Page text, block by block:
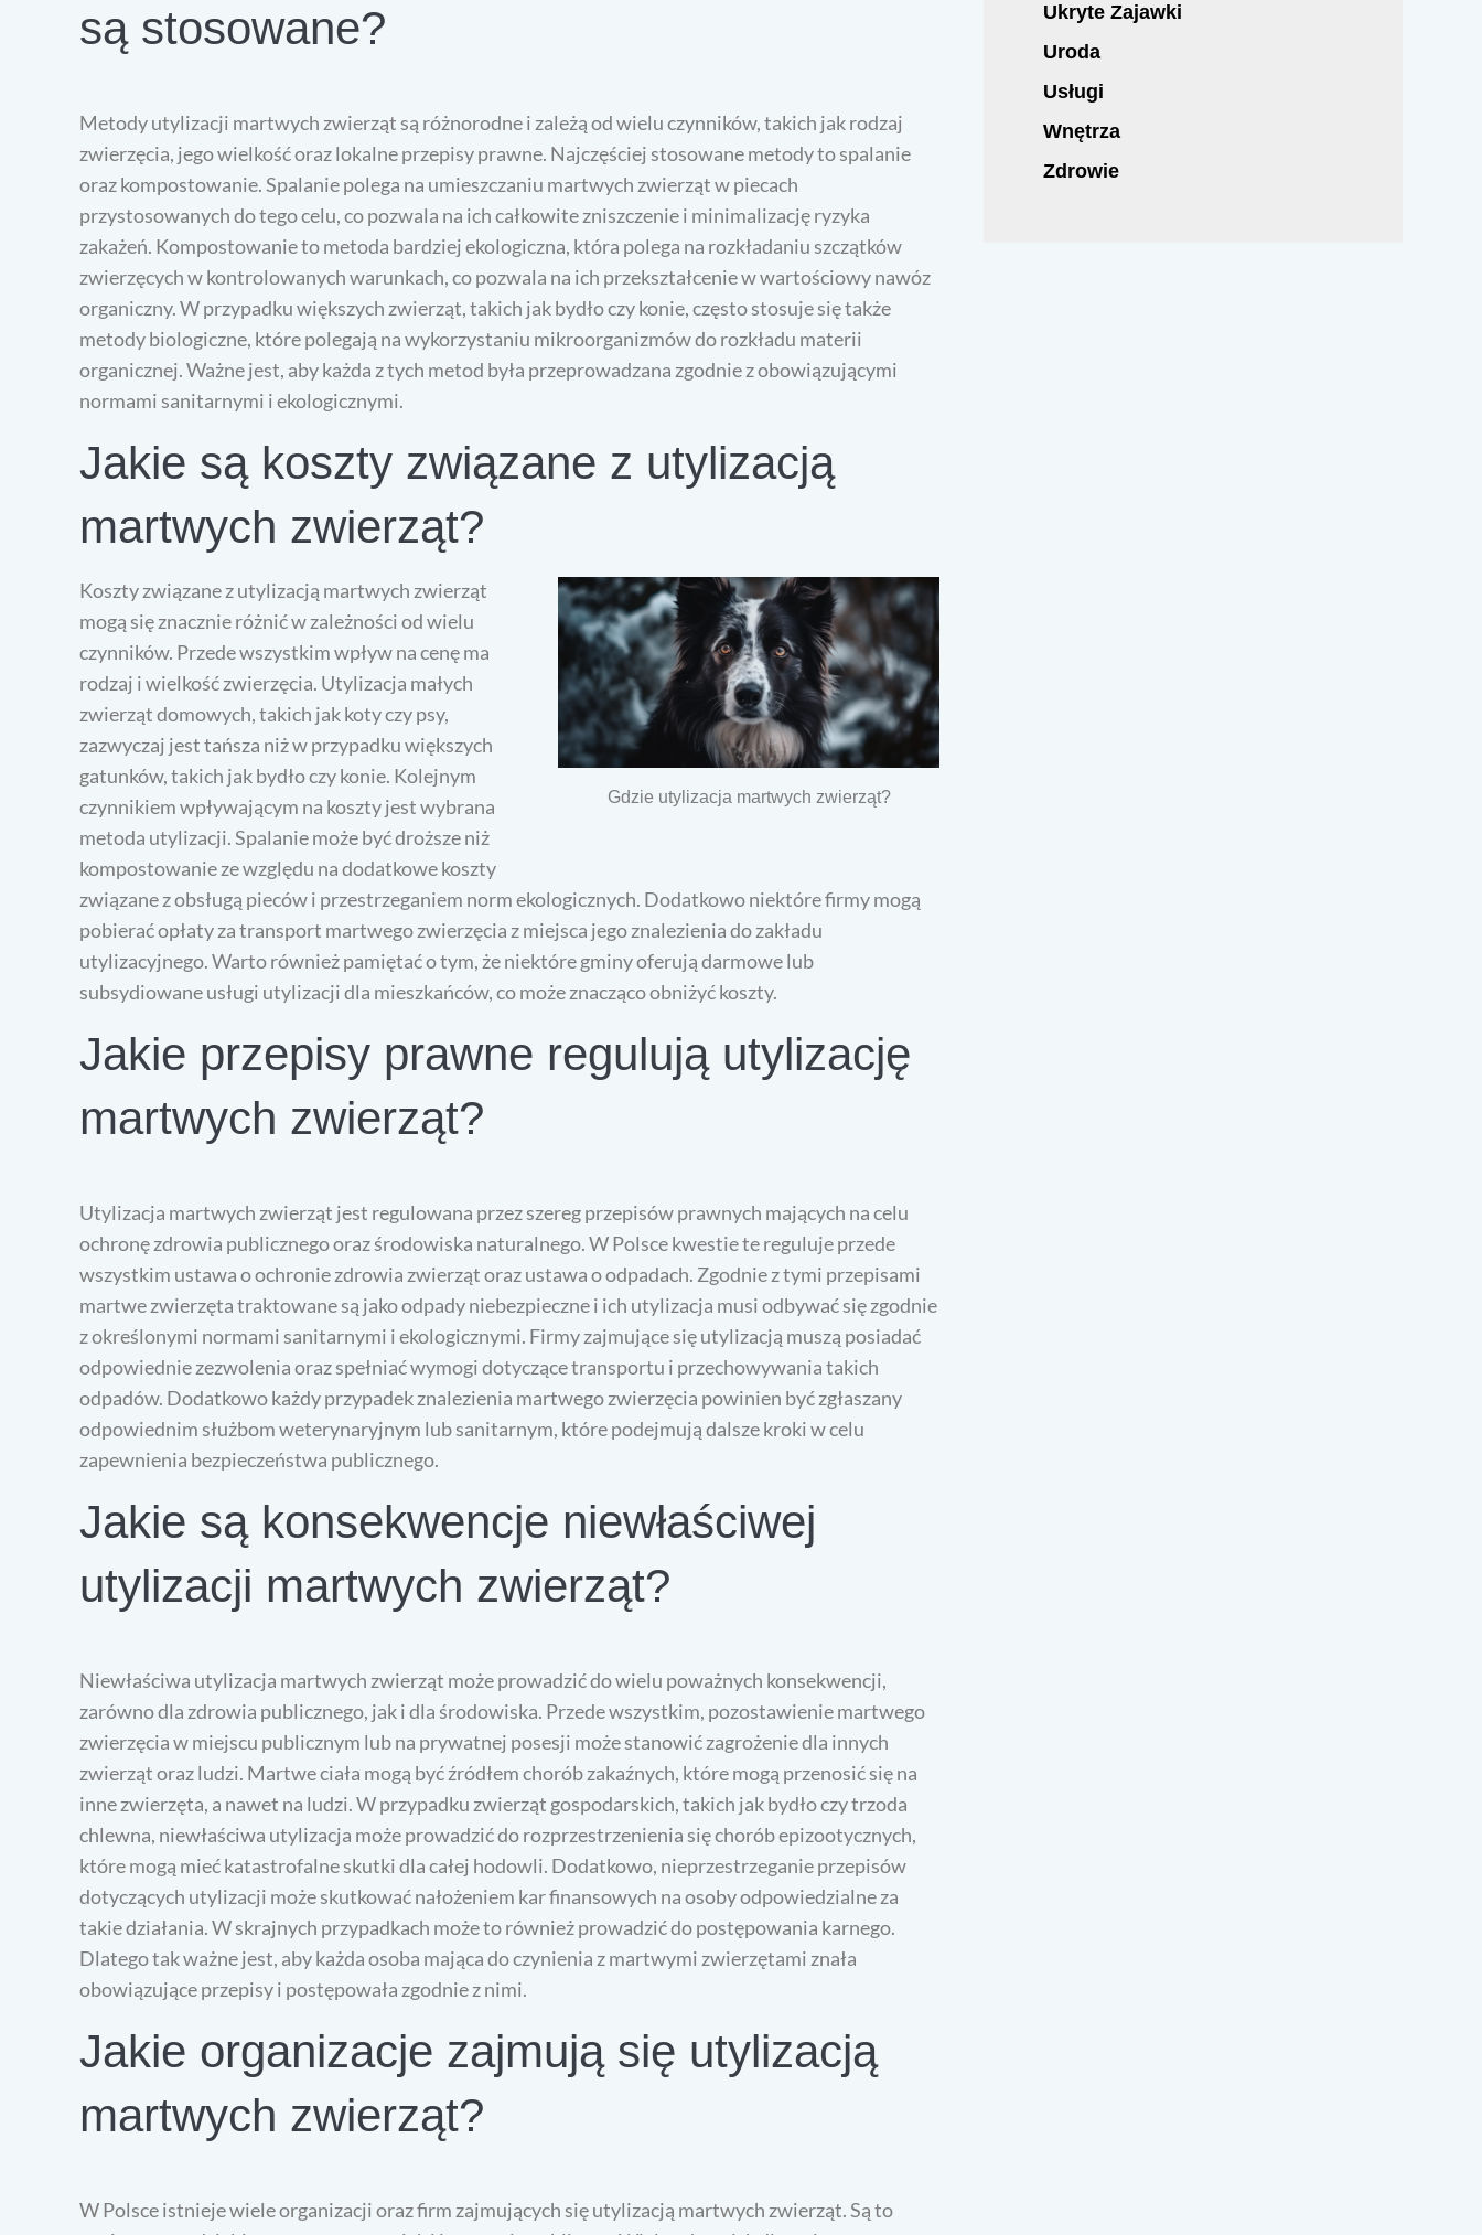
są stosowane?
Metody utylizacji martwych zwierząt są różnorodne i zależą od wielu czynników, takich jak rodzaj
zwierzęcia, jego wielkość oraz lokalne przepisy prawne. Najczęściej stosowane metody to spalanie
oraz kompostowanie. Spalanie polega na umieszczaniu martwych zwierząt w piecach
przystosowanych do tego celu, co pozwala na ich całkowite zniszczenie i minimalizację ryzyka
zakażeń. Kompostowanie to metoda bardziej ekologiczna, która polega na rozkładaniu szczątków
zwierzęcych w kontrolowanych warunkach, co pozwala na ich przekształcenie w wartościowy nawóz
organiczny. W przypadku większych zwierząt, takich jak bydło czy konie, często stosuje się także
metody biologiczne, które polegają na wykorzystaniu mikroorganizmów do rozkładu materii
organicznej. Ważne jest, aby każda z tych metod była przeprowadzana zgodnie z obowiązującymi
normami sanitarnymi i ekologicznymi.
Jakie są koszty związane z utylizacją
martwych zwierząt?
Gdzie utylizacja martwych zwierząt?
Koszty związane z utylizacją martwych zwierząt
mogą się znacznie różnić w zależności od wielu
czynników. Przede wszystkim wpływ na cenę ma
rodzaj i wielkość zwierzęcia. Utylizacja małych
zwierząt domowych, takich jak koty czy psy,
zazwyczaj jest tańsza niż w przypadku większych
gatunków, takich jak bydło czy konie. Kolejnym
czynnikiem wpływającym na koszty jest wybrana
metoda utylizacji. Spalanie może być droższe niż
kompostowanie ze względu na dodatkowe koszty
związane z obsługą pieców i przestrzeganiem norm ekologicznych. Dodatkowo niektóre firmy mogą
pobierać opłaty za transport martwego zwierzęcia z miejsca jego znalezienia do zakładu
utylizacyjnego. Warto również pamiętać o tym, że niektóre gminy oferują darmowe lub
subsydiowane usługi utylizacji dla mieszkańców, co może znacząco obniżyć koszty.
Jakie przepisy prawne regulują utylizację
martwych zwierząt?
Utylizacja martwych zwierząt jest regulowana przez szereg przepisów prawnych mających na celu
ochronę zdrowia publicznego oraz środowiska naturalnego. W Polsce kwestie te reguluje przede
wszystkim ustawa o ochronie zdrowia zwierząt oraz ustawa o odpadach. Zgodnie z tymi przepisami
martwe zwierzęta traktowane są jako odpady niebezpieczne i ich utylizacja musi odbywać się zgodnie
z określonymi normami sanitarnymi i ekologicznymi. Firmy zajmujące się utylizacją muszą posiadać
odpowiednie zezwolenia oraz spełniać wymogi dotyczące transportu i przechowywania takich
odpadów. Dodatkowo każdy przypadek znalezienia martwego zwierzęcia powinien być zgłaszany
odpowiednim służbom weterynaryjnym lub sanitarnym, które podejmują dalsze kroki w celu
zapewnienia bezpieczeństwa publicznego.
Jakie są konsekwencje niewłaściwej
utylizacji martwych zwierząt?
Niewłaściwa utylizacja martwych zwierząt może prowadzić do wielu poważnych konsekwencji,
zarówno dla zdrowia publicznego, jak i dla środowiska. Przede wszystkim, pozostawienie martwego
zwierzęcia w miejscu publicznym lub na prywatnej posesji może stanowić zagrożenie dla innych
zwierząt oraz ludzi. Martwe ciała mogą być źródłem chorób zakaźnych, które mogą przenosić się na
inne zwierzęta, a nawet na ludzi. W przypadku zwierząt gospodarskich, takich jak bydło czy trzoda
chlewna, niewłaściwa utylizacja może prowadzić do rozprzestrzenienia się chorób epizootycznych,
które mogą mieć katastrofalne skutki dla całej hodowli. Dodatkowo, nieprzestrzeganie przepisów
dotyczących utylizacji może skutkować nałożeniem kar finansowych na osoby odpowiedzialne za
takie działania. W skrajnych przypadkach może to również prowadzić do postępowania karnego.
Dlatego tak ważne jest, aby każda osoba mająca do czynienia z martwymi zwierzętami znała
obowiązujące przepisy i postępowała zgodnie z nimi.
Jakie organizacje zajmują się utylizacją
martwych zwierząt?
W Polsce istnieje wiele organizacji oraz firm zajmujących się utylizacją martwych zwierząt. Są to
Ukryte Zajawki
Uroda
Usługi
Wnętrza
Zdrowie